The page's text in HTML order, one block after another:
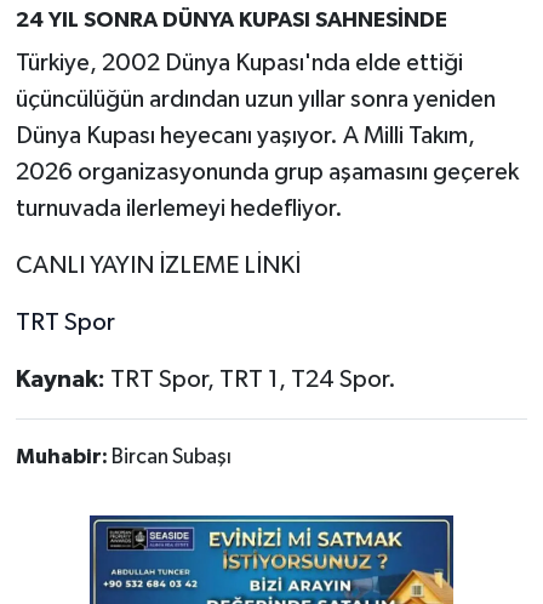
24 YIL SONRA DÜNYA KUPASI SAHNESİNDE
Türkiye, 2002 Dünya Kupası'nda elde ettiği
üçüncülüğün ardından uzun yıllar sonra yeniden
Dünya Kupası heyecanı yaşıyor. A Milli Takım,
2026 organizasyonunda grup aşamasını geçerek
turnuvada ilerlemeyi hedefliyor.
CANLI YAYIN İZLEME LİNKİ
TRT Spor
Kaynak: TRT Spor, TRT 1, T24 Spor.
Muhabir: Bircan Subaşı